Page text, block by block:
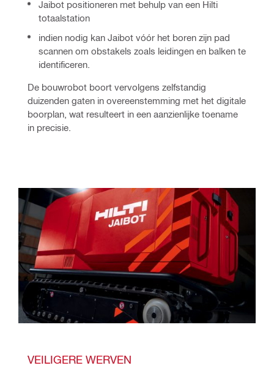
Jaibot positioneren met behulp van een Hilti
totaalstation
indien nodig kan Jaibot vóór het boren zijn pad
scannen om obstakels zoals leidingen en balken te
identificeren.
De bouwrobot boort vervolgens zelfstandig
duizenden gaten in overeenstemming met het digitale
boorplan, wat resulteert in een aanzienlijke toename
in precisie.
VEILIGERE WERVEN